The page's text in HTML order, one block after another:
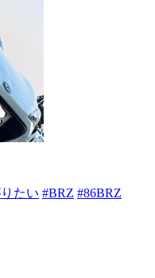
たい #BRZ #86BRZ